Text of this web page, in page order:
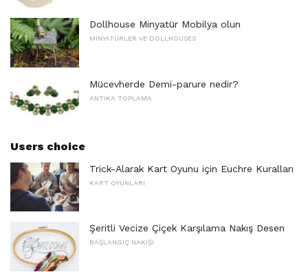
Dollhouse Minyatür Mobilya olun
MINYATÜRLER VE DOLLHOUSES
Mücevherde Demi-parure nedir?
ANTIKA TOPLAMA
Users choice
Trick-Alarak Kart Oyunu için Euchre Kuralları
KART OYUNLARI
Şeritli Vecize Çiçek Karşılama Nakış Desen
BAŞLANGIÇ ​​NAKIŞI